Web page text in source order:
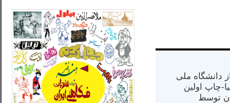
از دانشگاه ملی
در کالیفرنیا-چاپ اولین
در سال ۱۳۸۴ در ایران توسط